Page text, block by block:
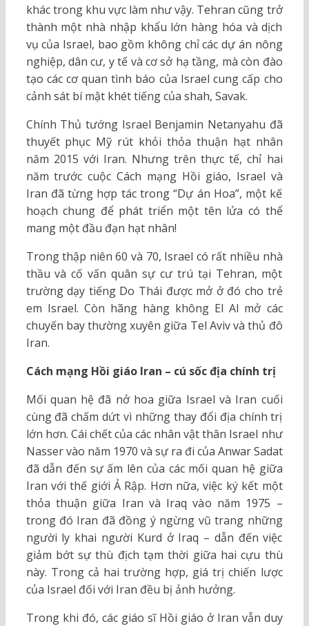
khác trong khu vực làm như vậy. Tehran cũng trở
thành một nhà nhập khẩu lớn hàng hóa và dịch
vụ của Israel, bao gồm không chỉ các dự án nông
nghiệp, dân cư, y tế và cơ sở hạ tầng, mà còn đào
tạo các cơ quan tình báo của Israel cung cấp cho
cảnh sát bí mật khét tiếng của shah, Savak.
Chính Thủ tướng Israel Benjamin Netanyahu đã
thuyết phục Mỹ rút khỏi thỏa thuận hạt nhân
năm 2015 với Iran. Nhưng trên thực tế, chỉ hai
năm trước cuộc Cách mạng Hồi giáo, Israel và
Iran đã từng hợp tác trong “Dự án Hoa”, một kế
hoạch chung để phát triển một tên lửa có thể
mang một đầu đạn hạt nhân!
Trong thập niên 60 và 70, Israel có rất nhiều nhà
thầu và cố vấn quân sự cư trú tại Tehran, một
trường dạy tiếng Do Thái được mở ở đó cho trẻ
em Israel. Còn hãng hàng không El Al mở các
chuyến bay thường xuyên giữa Tel Aviv và thủ đô
Iran.
Cách mạng Hồi giáo Iran – cú sốc địa chính trị
Mối quan hệ đã nở hoa giữa Israel và Iran cuối
cùng đã chấm dứt vì những thay đổi địa chính trị
lớn hơn. Cái chết của các nhân vật thân Israel như
Nasser vào năm 1970 và sự ra đi của Anwar Sadat
đã dẫn đến sự ấm lên của các mối quan hệ giữa
Iran với thế giới Ả Rập. Hơn nữa, việc ký kết một
thỏa thuận giữa Iran và Iraq vào năm 1975 –
trong đó Iran đã đồng ý ngừng vũ trang những
người ly khai người Kurd ở Iraq – dẫn đến việc
giảm bớt sự thù địch tạm thời giữa hai cựu thù
này. Trong cả hai trường hợp, giá trị chiến lược
của Israel đối với Iran đều bị ảnh hưởng.
Trong khi đó, các giáo sĩ Hồi giáo ở Iran vẫn duy